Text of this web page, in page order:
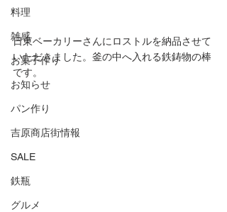
料理
雑感
お菓子作り
お知らせ
パン作り
吉原商店街情報
SALE
鉄瓶
グルメ
日東ベーカリーさんにロストルを納品させて
いただきました。釜の中へ入れる鉄鋳物の棒
です。